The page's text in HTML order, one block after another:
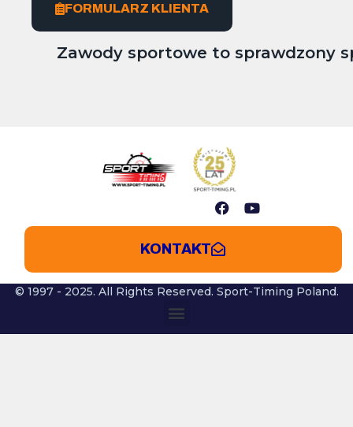
FORMULARZ KLIENTA
Zawody sportowe to sprawdzony
KONTAKT
© 1997 - 2025. All Rights Reserved. Sport-Timing Poland.